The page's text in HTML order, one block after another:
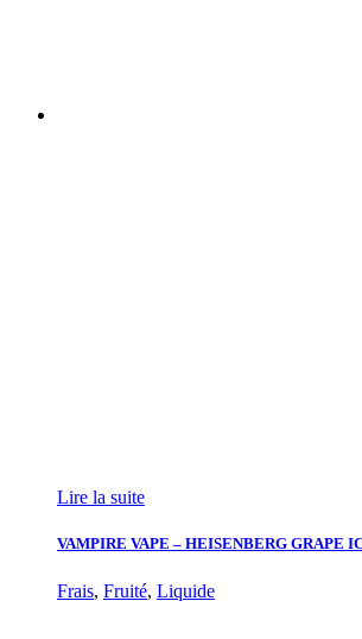
Lire la suite
VAMPIRE VAPE – HEISENBERG GRAPE
Frais, Fruité, Liquide